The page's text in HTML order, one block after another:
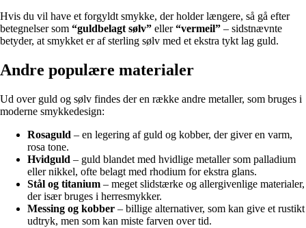
Hvis du vil have et forgyldt smykke, der holder længere, så gå efter
betegnelser som “guldbelagt sølv” eller“vermeil” – sidstnævnte
betyder, at smykket er af sterling sølv med et ekstra tykt lag guld.
Andre populære materialer
Ud over guld og sølv findes der en række andre metaller, som bruges i
moderne smykkedesign:
Rosaguld – en legering af guld og kobber, der giver en varm,
rosa tone.
Hvidguld – guld blandet med hvidlige metaller som palladium
eller nikkel, ofte belagt med rhodium for ekstra glans.
Stål og titanium – meget slidstærke og allergivenlige materialer,
der især bruges i herresmykker.
Messing og kobber – billige alternativer, som kan give et rustikt
udtryk, men som kan miste farven over tid.